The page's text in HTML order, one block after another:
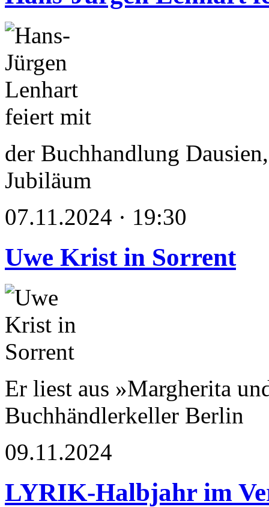
der Buchhandlung
Jubiläum
07.11.2024 · 19:30
Uwe Krist in Sorrent
Er liest aus »Margherita
Buchhändlerkeller Berlin
09.11.2024
LYRIK-Halbjahr im